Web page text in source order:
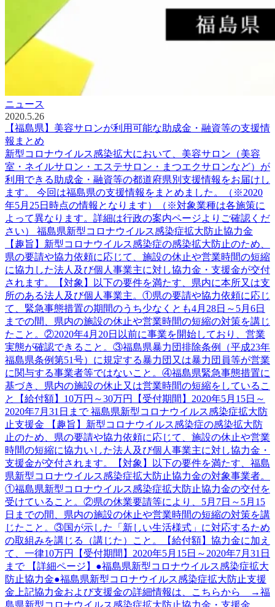
ニュース
2020.5.26
【福島県】美容サロンが利用可能な助成金・融資等の支援情
報まとめ
新型コロナウイルス感染拡大において、美容サロン（美容
室・ネイルサロン・エステサロン・まつエクサロンなど）が
利用できる助成金・融資等の都道府県別支援情報をお届けし
ます。 今回は福島県の支援情報をまとめました。（※2020
年5月25日時点の情報となります）（※対象業種は各施策に
よって異なります。詳細は行政の案内ページよりご確認くだ
さい） 福島県新型コロナウイルス感染症拡大防止協力金
【趣旨】新型コロナウイルス感染症の感染拡大防止のため、
県の要請や協力依頼に応じて、施設の休止や営業時間の短縮
に協力した法人及び個人事業主に対し協力金・支援金が交付
されます。【対象】以下の要件を満たす、県内に本所又は支
所のある法人及び個人事業主。①県の要請や協力依頼に応じ
て、緊急事態措置の期間のうち少なくとも4月28日～5月6日
までの間、県内の施設の休止や営業時間の短縮の対策を講じ
たこと。②2020年4月20日以前に事業を開始しており、営業
実態が確認できること。③福島県暴力団排除条例（平成23年
福島県条例第51号）に規定する暴力団又は暴力団員等が営業
に関与する事業者等ではないこと。④福島県緊急事態措置に
基づき、県内の施設の休止又は営業時間の短縮をしているこ
と【給付額】10万円～30万円【受付期間】2020年5月15日～
2020年7月31日まで 福島県新型コロナウイルス感染症拡大防
止支援金 【趣旨】新型コロナウイルス感染症の感染拡大防
止のため、県の要請や協力依頼に応じて、施設の休止や営業
時間の短縮に協力いした法人及び個人事業主に対し協力金・
支援金が交付されます。【対象】以下の要件を満たす、福島
県新型コロナウイルス感染症拡大防止協力金の対象事業者。
①福島県新型コロナウイルス感染症拡大防止協力金の交付を
受けていること。②県の休業要請等により、5月7日～5月15
日までの間、県内の施設の休止や営業時間の短縮の対策を講
じたこと。③国が示した「新しい生活様式」に対応するため
の取組みを講じる（講じた）こと。【給付額】協力金に加え
て、一律10万円【受付期間】2020年5月15日～2020年7月31日
まで 【詳細ページ】●福島県新型コロナウイルス感染症拡大
防止協力金●福島県新型コロナウイルス感染症拡大防止支援
金上記協力金および支援金の詳細情報は、こちらから →福
島県新型コロナウイルス感染症拡大防止協力金・支援金